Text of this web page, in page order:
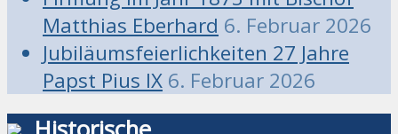
Matthias Eberhard 6. Februar 2026
Jubiläumsfeierlichkeiten 27 Jahre
Papst Pius IX 6. Februar 2026